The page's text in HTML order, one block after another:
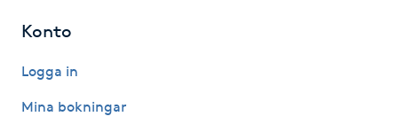
Hårvård
Konto
Logga in
Mina bokningar